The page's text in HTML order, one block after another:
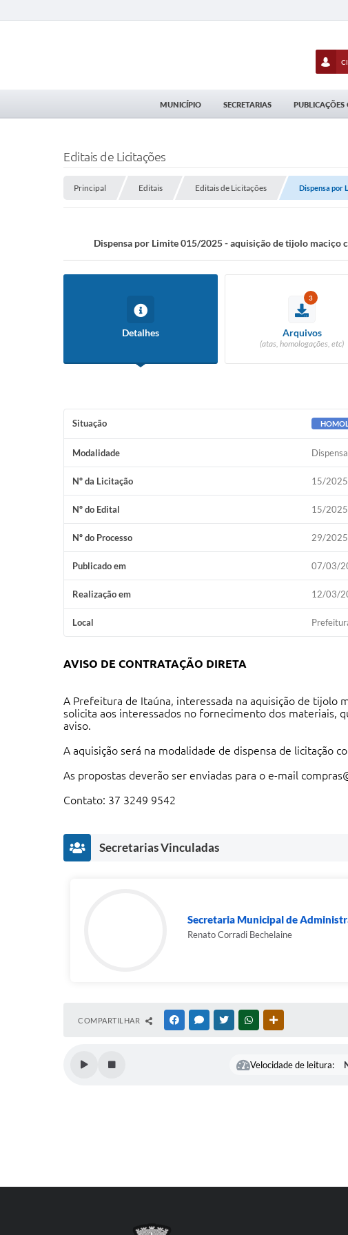
MUNICÍPIO SECRETARIAS PUBLICAÇÕES
Editais de Licitações
Principal Editais Editais de Licitações Dispensa por
Dispensa por Limite 015/2025 - aquisição de tijolo maciço
Detalhes
3
Arquivos
(atas, homologações, etc)
Situação
Modalidade Dispensa
Nº da Licitação 15/2025
Nº do Edital 15/2025
Nº do Processo 29/2025
Publicado em 07/03/
Realização em 12/03/
Local
AVISO DE CONTRATAÇÃO DIRETA
A Prefeitura de Itaúna, interessada na aquisição de tijolo
solicita aos interessados no fornecimento dos materiais,
aviso.
A aquisição será na modalidade de dispensa de licitação
As propostas deverão ser enviadas para o e-mail
Contato: 37 3249 9542
Secretarias Vinculadas
Secretaria Municipal de
Renato Corradi Bechelaine
COMPARTILHAR FACEBOOKMESSENGER
TWITTERWHATSAPP
Velocidade de leitura: